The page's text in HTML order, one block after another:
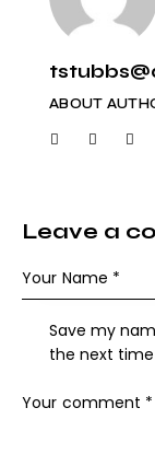
ABOUT
Leave a
Save my
the next